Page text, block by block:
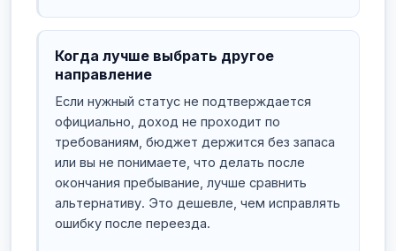
Когда лучше выбрать другое
направление
Если нужный статус не подтверждается
официально, доход не проходит по
требованиям, бюджет держится без запаса
или вы не понимаете, что делать после
окончания пребывание, лучше сравнить
альтернативу. Это дешевле, чем исправлять
ошибку после переезда.